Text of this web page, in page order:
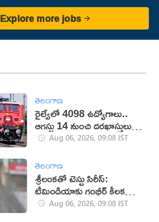
Explore more jobs
తెలంగాణ
రైల్వేలో 4098 ఉద్యోగాలు..
ఆగస్టు 14 నుంచి దరఖాస్తులు
స్టార్ట్Aug 06, 2026, 09:08 IST
తెలంగాణ
శ్రీలంకతో టెస్టు సిరీస్:
టీమిండియాకు గంభీర్ కీలక
సూచనలు
Aug 06, 2026, 09:08 IST